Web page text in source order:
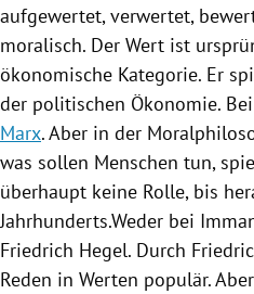
aufgewertet, verwertet,
moralisch. Der Wert ist
ökonomische Kategorie. Er
der politischen Ökonomie. Bei
Marx. Aber in der
was sollen Menschen tun,
überhaupt keine Rolle, bis
Jahrhunderts.Weder bei
Friedrich Hegel. Durch
Reden in Werten populär.